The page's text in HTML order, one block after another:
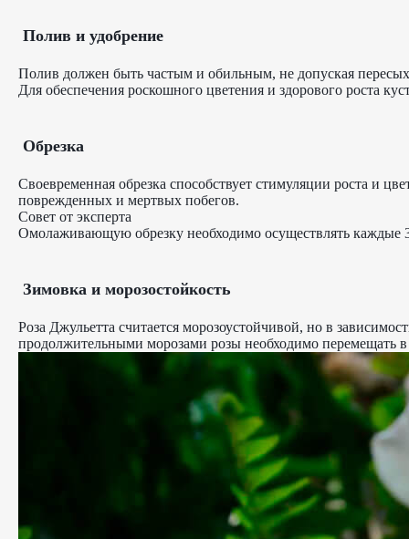
Полив и удобрение
Полив должен быть частым и обильным, не допуская
Для обеспечения роскошного цветения и здорового роста
Обрезка
Своевременная обрезка способствует стимуляции роста и
поврежденных и мертвых побегов.
Совет от эксперта
Омолаживающую обрезку необходимо осуществлять каждые
Зимовка и морозостойкость
Роза Джульетта считается морозоустойчивой, но в
продолжительными морозами розы необходимо перемещать